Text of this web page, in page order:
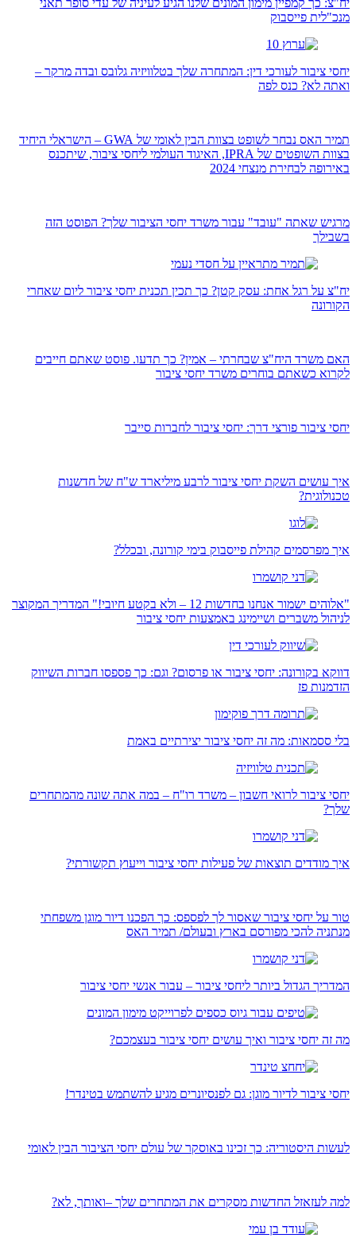
מנכ"לית פייסבוק
יחסי ציבור לעורכי דין: המתחרה שלך בטלוויזיה גלובס ובדה מרקר –
ואתה לא? כנס לפה
תמיר האס נבחר לשופט בצוות הבין לאומי של GWA – הישראלי היחיד
בצוות השופטים של IPRA, האיגוד העולמי ליחסי ציבור, שיתכנס
באירופה לבחירת מנצחי 2024
מרגיש שאתה "עובד" עבור משרד יחסי הציבור שלך? הפוסט הזה
בשבילך
יח"צ על רגל אחת: עסק קטן? כך תכין תכנית יחסי ציבור ליום שאחרי
הקורונה
האם משרד היח"צ שבחרתי – אמין? כך תדעו. פוסט שאתם חייבים
לקרוא כשאתם בוחרים משרד יחסי ציבור
יחסי ציבור פורצי דרך: יחסי ציבור לחברות סייבר
איך עושים השקת יחסי ציבור לרבע מיליארד ש"ח של חדשנות
טכנולוגית?
איך מפרסמים קהילת פייסבוק בימי קורונה, ובכלל?
"אלוהים ישמור אנחנו בחדשות 12 – ולא בקטע חיובי!" המדריך המקוצר
לניהול משברים ושיימינג באמצעות יחסי ציבור
דווקא בקורונה: יחסי ציבור או פרסום? וגם: כך פספסו חברות השיווק
הזדמנות פז
בלי ססמאות: מה זה יחסי ציבור יצירתיים באמת
יחסי ציבור לרואי חשבון – משרד רו"ח – במה אתה שונה מהמתחרים
שלך?
איך מודדים תוצאות של פעילות יחסי ציבור וייעוץ תקשורתי?
טור על יחסי ציבור שאסור לך לפספס: כך הפכנו דיור מוגן משפחתי
מנתניה להכי מפורסם בארץ ובעולם/ תמיר האס
המדריך הגדול ביותר ליחסי ציבור – עבור אנשי יחסי ציבור
מה זה יחסי ציבור ואיך עושים יחסי ציבור בעצמכם?
יחסי ציבור לדיור מוגן: גם לפנסיונרים מגיע להשתמש בטינדר!
לעשות היסטוריה: כך זכינו באוסקר של עולם יחסי הציבור הבין לאומי
למה לעזאזל החדשות מסקרים את המתחרים שלך –ואותך, לא?